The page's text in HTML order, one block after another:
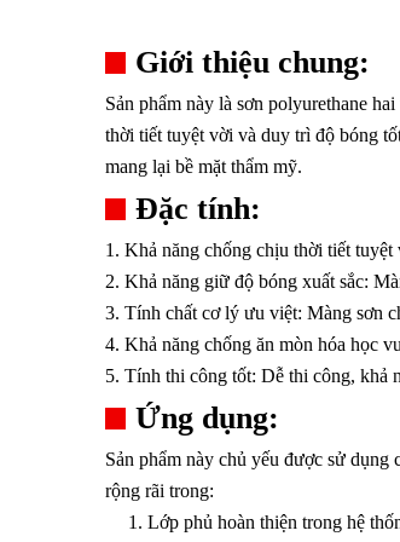
Giới thiệu chung:
Sản phẩm này là sơn polyurethane
thời tiết tuyệt vời và duy trì độ bóng
mang lại bề mặt thẩm mỹ.
Đặc tính:
1. Khả năng chống chịu thời tiết
2. Khả năng giữ độ bóng xuất sắc:
3. Tính chất cơ lý ưu việt: Màng sơn
4. Khả năng chống ăn mòn hóa học
5. Tính thi công tốt: Dễ thi công, khả
Ứng dụng:
Sản phẩm này chủ yếu được sử dụng
rộng rãi trong:
1. Lớp phủ hoàn thiện trong hệ